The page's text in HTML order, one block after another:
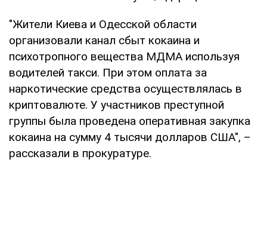
"Жители Киева и Одесской области
организовали канал сбыт кокаина и
психотропного вещества МДМА используя
водителей такси. При этом оплата за
наркотические средства осуществлялась в
криптовалюте. У участников преступной
группы была проведена оперативная закупка
кокаина на сумму 4 тысячи долларов США", –
рассказали в прокуратуре.